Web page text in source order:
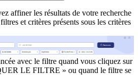
affiner les résultats de votre recherche
et critères présents sous les critères
avec le filtre quand vous cliquez sur
LE FILTRE » ou quand le filtre se